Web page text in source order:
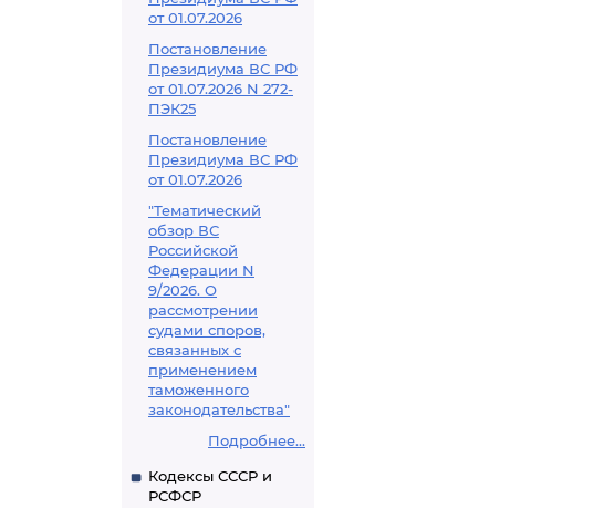
от 01.07.2026
Постановление
Президиума ВС РФ
от 01.07.2026 N 272-
ПЭК25
Постановление
Президиума ВС РФ
от 01.07.2026
"Тематический
обзор ВС
Российской
Федерации N
9/2026. О
рассмотрении
судами споров,
связанных с
применением
таможенного
законодательства"
Подробнее...
Кодексы СССР и
РСФСР